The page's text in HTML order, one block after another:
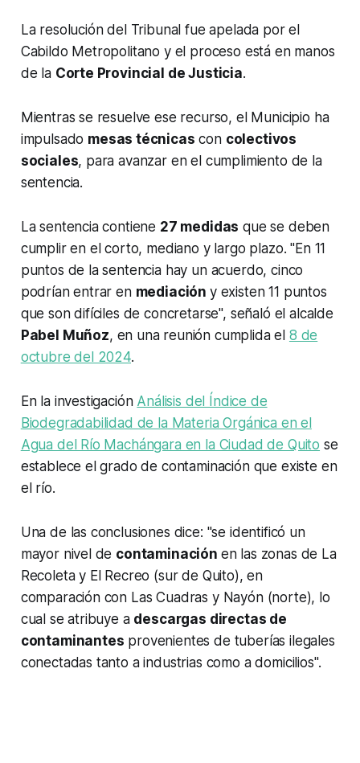
La resolución del Tribunal fue apelada por el
Cabildo Metropolitano y el proceso está en manos
de la Corte Provincial de Justicia.
Mientras se resuelve ese recurso, el Municipio ha
impulsado mesas técnicas con colectivos
sociales, para avanzar en el cumplimiento de la
sentencia.
La sentencia contiene 27 medidas que se deben
cumplir en el corto, mediano y largo plazo. "En 11
puntos de la sentencia hay un acuerdo, cinco
podrían entrar en mediación y existen 11 puntos
que son difíciles de concretarse", señaló el alcalde
Pabel Muñoz, en una reunión cumplida el 8 de
octubre del 2024.
En la investigación Análisis del Índice de
Biodegradabilidad de la Materia Orgánica en el
Agua del Río Machángara en la Ciudad de Quito se
establece el grado de contaminación que existe en
el río.
Una de las conclusiones dice: "se identificó un
mayor nivel de contaminación en las zonas de La
Recoleta y El Recreo (sur de Quito), en
comparación con Las Cuadras y Nayón (norte), lo
cual se atribuye a descargas directas de
contaminantes provenientes de tuberías ilegales
conectadas tanto a industrias como a domicilios".